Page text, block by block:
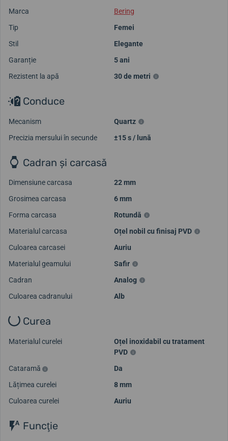
Marca
Bering
Tip
Femei
Stil
Elegante
Garanție
5 ani
Rezistent la apă
30 de metri
Conduce
Mecanism
Quartz
Precizia mersului în secunde
±15 s / lună
Cadran și carcasă
Dimensiune carcasa
22 mm
Grosimea carcasa
6 mm
Forma carcasa
Rotundă
Materialul carcasa
Oțel nobil cu finisaj PVD
Culoarea carcasei
Auriu
Materialul geamului
Safir
Cadran
Analog
Culoarea cadranului
Alb
Curea
Materialul curelei
Oțel inoxidabil cu tratament
PVD
Cataramă
Da
Lățimea curelei
8 mm
Culoarea curelei
Auriu
Funcţie